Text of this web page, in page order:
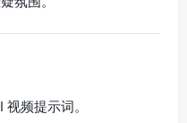
频提示词。